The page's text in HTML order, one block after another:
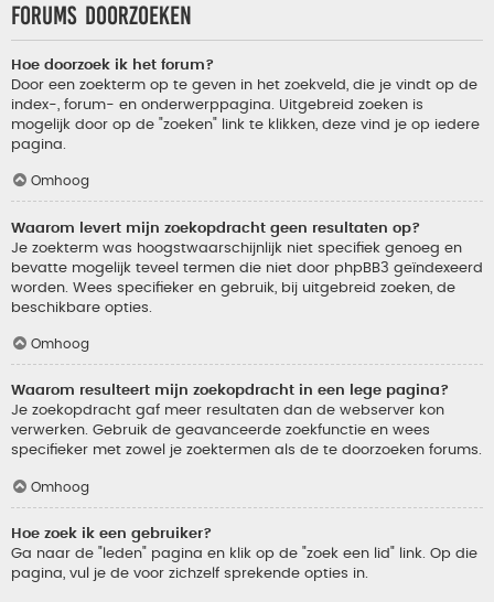
Forums doorzoeken
Hoe doorzoek ik het forum?
Door een zoekterm op te geven in het zoekveld, die je vindt op de
index-, forum- en onderwerppagina. Uitgebreid zoeken is
mogelijk door op de "zoeken" link te klikken, deze vind je op iedere
pagina.
Omhoog
Waarom levert mijn zoekopdracht geen resultaten op?
Je zoekterm was hoogstwaarschijnlijk niet specifiek genoeg en
bevatte mogelijk teveel termen die niet door phpBB3 geïndexeerd
worden. Wees specifieker en gebruik, bij uitgebreid zoeken, de
beschikbare opties.
Omhoog
Waarom resulteert mijn zoekopdracht in een lege pagina?
Je zoekopdracht gaf meer resultaten dan de webserver kon
verwerken. Gebruik de geavanceerde zoekfunctie en wees
specifieker met zowel je zoektermen als de te doorzoeken forums.
Omhoog
Hoe zoek ik een gebruiker?
Ga naar de "leden" pagina en klik op de "zoek een lid" link. Op die
pagina, vul je de voor zichzelf sprekende opties in.